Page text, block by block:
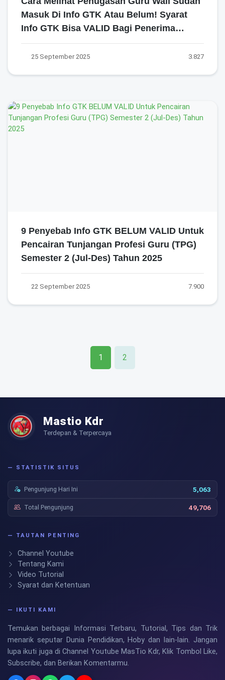
Masuk Di Info GTK Atau Belum! Syarat
Info GTK Bisa VALID Bagi Penerima
Tunjangan Profesi Guru (TPG) Tahun 2025
25 September 2025 3.827
9 Penyebab Info GTK BELUM VALID Untuk
Pencairan Tunjangan Profesi Guru (TPG)
Semester 2 (Jul-Des) Tahun 2025
22 September 2025 7.900
1 2
Mastio Kdr
Terdepan & Terpercaya
— STATISTIK SITUS
Pengunjung Hari Ini 5,063
Total Pengunjung 49,706
— TAUTAN PENTING
Channel Youtube
Tentang Kami
Video Tutorial
Syarat dan Ketentuan
— IKUTI KAMI
Temukan berbagai Informasi Terbaru, Tutorial, Tips dan Trik
menarik seputar Dunia Pendidikan, Hoby dan lain-lain. Jangan
lupa ikuti juga di Channel Youtube MasTio Kdr, Klik Tombol Like,
Subscribe, dan Berikan Komentarmu.